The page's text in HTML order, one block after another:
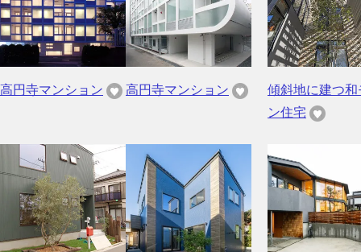
高円寺マンション 高円寺マンション
傾斜地に建つ和
ン住宅